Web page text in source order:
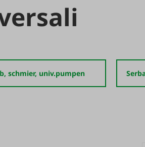
schmier, univ.pumpen